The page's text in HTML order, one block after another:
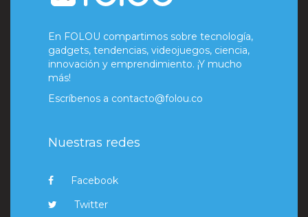
En FOLOU compartimos sobre tecnología,
gadgets, tendencias, videojuegos, ciencia,
innovación y emprendimiento. ¡Y mucho
más!
Escríbenos a contacto@folou.co
Nuestras redes
Facebook
Twitter